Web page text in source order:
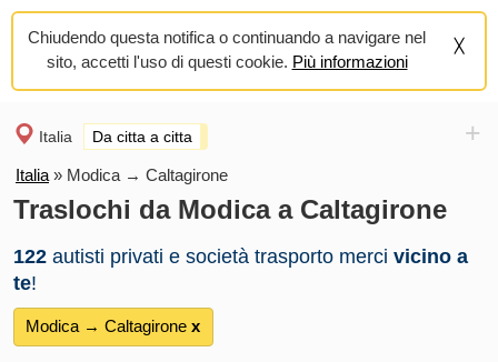
Chiudendo questa notifica o continuando a navigare nel
sito, accetti l'uso di questi cookie. Più informazioni
Italia Da citta a citta +
Italia » Modica → Caltagirone
Traslochi da Modica a Caltagirone
122 autisti privati e società trasporto merci vicino a
te!
Modica → Caltagirone х